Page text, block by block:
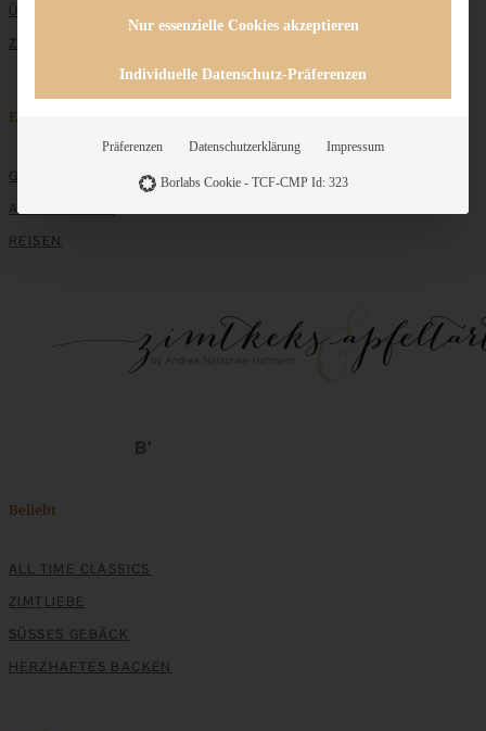
ÜBER MICH
ZUSAMMENARBEIT
Entdecken
GRUNDLAGEN
ALLE REZEPTE
REISEN
Beliebt
ALL TIME CLASSICS
ZIMTLIEBE
SÜSSES GEBÄCK
HERZHAFTES BACKEN
Nur essenzielle Cookies akzeptieren
Individuelle Datenschutz-Präferenzen
Präferenzen Datenschutzerklärung Impressum
Borlabs Cookie - TCF-CMP Id: 323